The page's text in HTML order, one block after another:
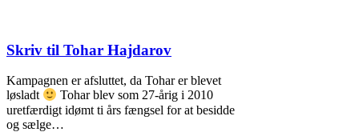
Skriv til Tohar Hajdarov
Kampagnen er afsluttet, da Tohar er blevet
løsladt
Tohar blev som 27-årig i 2010
uretfærdigt idømt ti års fængsel for at besidde
og sælge…